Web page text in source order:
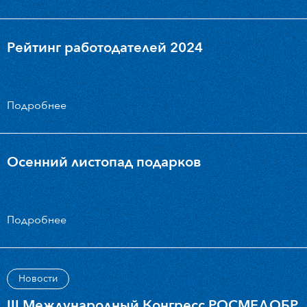
10
Бизнес-школа– возможность развития и
профессионального роста внутри компании
11
Собственнаяинжиниринговая компанияпо
обслуживанию медицинского оборудования
12
Создаем удобные и функциональныеIT решения
Рейтинг работодателей 2024
Подробнее
Осенний листопад подарков
Подробнее
Новости